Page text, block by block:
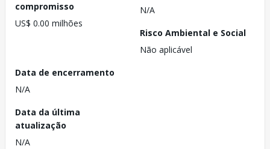
compromisso
US$ 0.00 milhões
N/A
Risco Ambiental e Social
Não aplicável
Data de encerramento
N/A
Data da última
atualização
N/A